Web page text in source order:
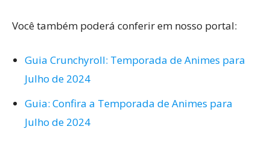
Você também poderá conferir em nosso portal:
Guia Crunchyroll: Temporada de Animes para
Julho de 2024
Guia: Confira a Temporada de Animes para
Julho de 2024